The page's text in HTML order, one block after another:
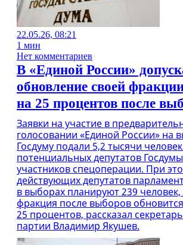
22.05.26, 08:21
1 мин
Нет комментариев
В «Единой России»
обновление своей
на 25 процентов после
Заявки на участие в
голосовании «Единой России» на
Госдуму подали 5,2 тысячи
потенциальных депутатов
участников спецоперации. При
действующих депутатов
в выборах планируют 239 человек,
фракция после выборов
25 процентов, рассказал
партии Владимир Якушев.